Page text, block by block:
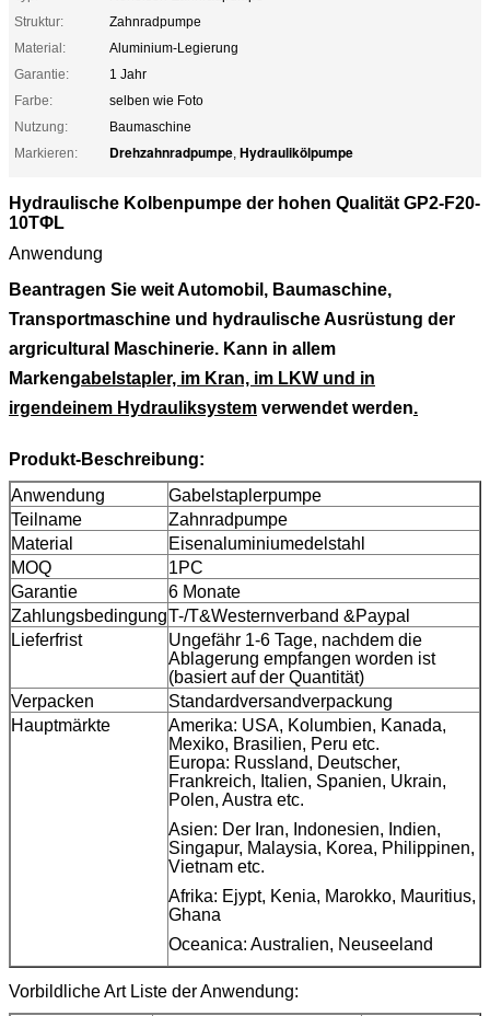
Struktur:
Zahnradpumpe
Material:
Aluminium-Legierung
Garantie:
1 Jahr
Farbe:
selben wie Foto
Nutzung:
Baumaschine
Markieren:
Drehzahnradpumpe, Hydraulikölpumpe
Hydraulische Kolbenpumpe der hohen Qualität GP2-F20-
10TΦL
Anwendung
Beantragen Sie weit Automobil, Baumaschine,
Transportmaschine und hydraulische Ausrüstung der
argricultural Maschinerie. Kann in allem
Markengabelstapler, im Kran, im LKW und in
irgendeinem Hydrauliksystem verwendet werden.
Produkt-Beschreibung:
Anwendung
Gabelstaplerpumpe
Teilname
Zahnradpumpe
Material
Eisenaluminiumedelstahl
MOQ
1PC
Garantie
6 Monate
ZahlungsbedingungT-/T&Westernverband &Paypal
Lieferfrist
Ungefähr 1-6 Tage, nachdem die
Ablagerung empfangen worden ist
(basiert auf der Quantität)
Verpacken
Standardversandverpackung
Hauptmärkte
Amerika: USA, Kolumbien, Kanada,
Mexiko, Brasilien, Peru etc.
Europa: Russland, Deutscher,
Frankreich, Italien, Spanien, Ukrain,
Polen, Austra etc.
Asien: Der Iran, Indonesien, Indien,
Singapur, Malaysia, Korea, Philippinen,
Vietnam etc.
Afrika: Ejypt, Kenia, Marokko, Mauritius,
Ghana
Oceanica: Australien, Neuseeland
Vorbildliche Art Liste der Anwendung: